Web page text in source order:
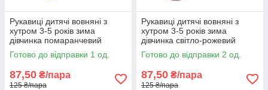
Рукавиці дитячі вовняні з
хутром 3-5 років зима
дівчинка помаранчевий
Готово до відправки 1 од.
87,50 ₴/пара
125 ₴/пара
Рукавиці дитячі вовняні з
хутром 3-5 років зима
дівчинка світло-рожевий
Готово до відправки 2 од.
87,50 ₴/пара
125 ₴/пара